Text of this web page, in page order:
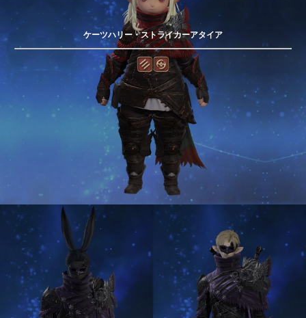
ケーツハリー・ストライカーアタイア